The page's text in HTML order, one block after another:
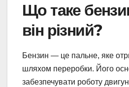
Що таке
він різний?
Бензин — це пальне, яке
шляхом переробки. Його
забезпечувати роботу